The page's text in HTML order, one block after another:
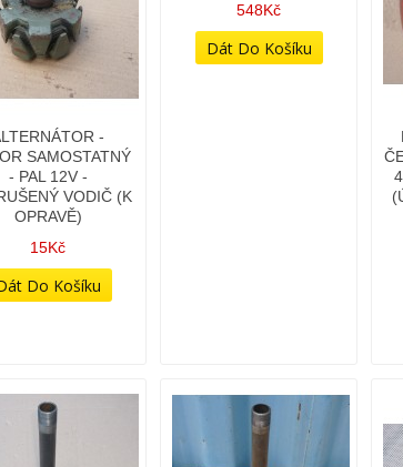
-
SAMOSTATNÝ
- PAL 12V -
VODIČ (K
OPRAVĚ)
15Kč
548Kč